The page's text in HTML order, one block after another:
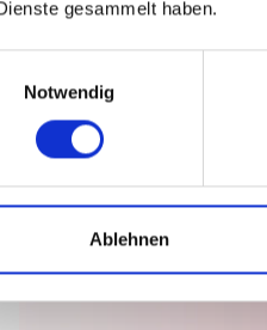
gesammelt haben.
Notwendig
Ablehnen
Huawei